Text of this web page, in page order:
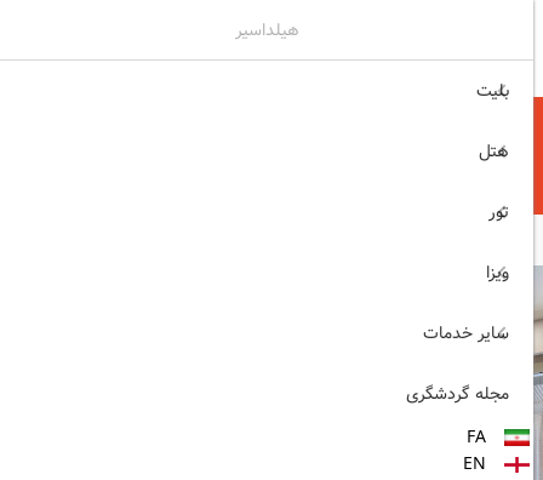
۰۲۱۷۷۶۵۵۹۶۰
هیلداسیر
بلیت
هتل
تور
ویزا
سایر خدمات
مجله گردشگری
FA
EN